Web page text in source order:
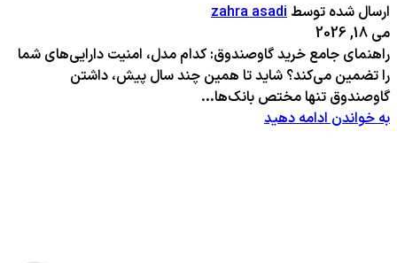
ارسال شده توسط zahra asadi
می 18, 2026
راهنمای جامع خرید گاوصندوق: کدام مدل، امنیت دارایی‌های شما
را تضمین می‌کند؟ شاید تا همین چند سال پیش، داشتن
گاوصندوق تنها مختص بانک‌ها...
به خواندن ادامه دهید